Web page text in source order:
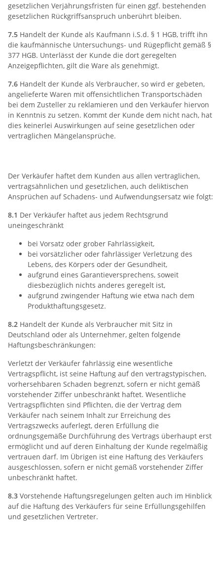
gesetzlichen Verjährungsfristen für einen ggf. bestehenden
gesetzlichen Rückgriffsanspruch unberührt bleiben.
7.5 Handelt der Kunde als Kaufmann i.S.d. § 1 HGB, trifft ihn
die kaufmännische Untersuchungs- und Rügepflicht gemäß §
377 HGB. Unterlässt der Kunde die dort geregelten
Anzeigepflichten, gilt die Ware als genehmigt.
7.6 Handelt der Kunde als Verbraucher, so wird er gebeten,
angelieferte Waren mit offensichtlichen Transportschäden
bei dem Zusteller zu reklamieren und den Verkäufer hiervon
in Kenntnis zu setzen. Kommt der Kunde dem nicht nach, hat
dies keinerlei Auswirkungen auf seine gesetzlichen oder
vertraglichen Mängelansprüche.
Der Verkäufer haftet dem Kunden aus allen vertraglichen,
vertragsähnlichen und gesetzlichen, auch deliktischen
Ansprüchen auf Schadens- und Aufwendungsersatz wie folgt:
8.1 Der Verkäufer haftet aus jedem Rechtsgrund
uneingeschränkt
bei Vorsatz oder grober Fahrlässigkeit,
bei vorsätzlicher oder fahrlässiger Verletzung des
Lebens, des Körpers oder der Gesundheit,
aufgrund eines Garantieversprechens, soweit
diesbezüglich nichts anderes geregelt ist,
aufgrund zwingender Haftung wie etwa nach dem
Produkthaftungsgesetz.
8.2 Handelt der Kunde als Verbraucher mit Sitz in
Deutschland oder als Unternehmer, gelten folgende
Haftungsbeschränkungen:
Verletzt der Verkäufer fahrlässig eine wesentliche
Vertragspflicht, ist seine Haftung auf den vertragstypischen,
vorhersehbaren Schaden begrenzt, sofern er nicht gemäß
vorstehender Ziffer unbeschränkt haftet. Wesentliche
Vertragspflichten sind Pflichten, die der Vertrag dem
Verkäufer nach seinem Inhalt zur Erreichung des
Vertragszwecks auferlegt, deren Erfüllung die
ordnungsgemäße Durchführung des Vertrags überhaupt erst
ermöglicht und auf deren Einhaltung der Kunde regelmäßig
vertrauen darf. Im Übrigen ist eine Haftung des Verkäufers
ausgeschlossen, sofern er nicht gemäß vorstehender Ziffer
unbeschränkt haftet.
8.3 Vorstehende Haftungsregelungen gelten auch im Hinblick
auf die Haftung des Verkäufers für seine Erfüllungsgehilfen
und gesetzlichen Vertreter.